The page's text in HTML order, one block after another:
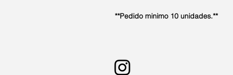
**Pedido minimo 10 unidades.**